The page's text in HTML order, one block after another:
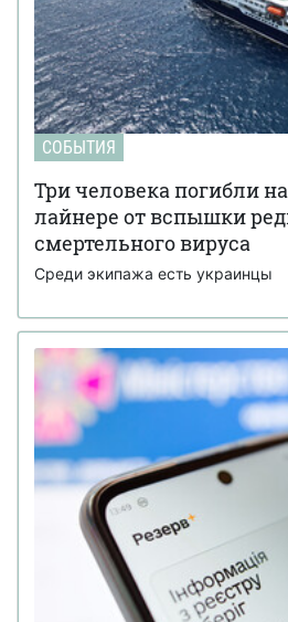
СОБЫТИЯ
Три человека погибли
лайнере от вспышки
смертельного вируса
Среди экипажа есть украинцы